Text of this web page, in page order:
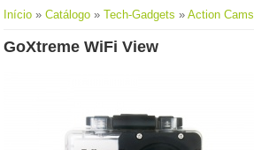
Está aqui
Início »Catálogo »Tech-Gadgets »Action Cams
GoXtreme WiFi View